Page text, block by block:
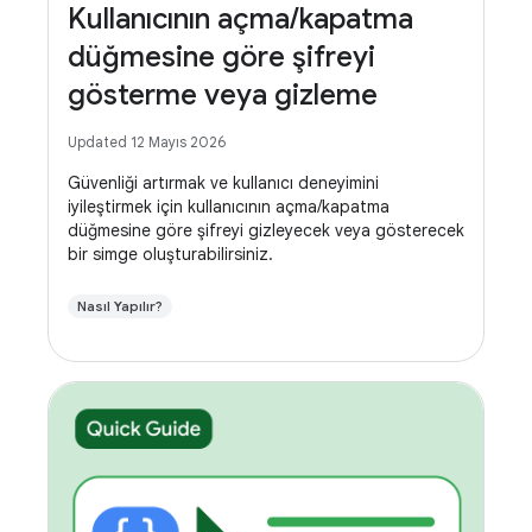
Kullanıcının açma/kapatma
düğmesine göre şifreyi
gösterme veya gizleme
Updated 12 Mayıs 2026
Güvenliği artırmak ve kullanıcı deneyimini
iyileştirmek için kullanıcının açma/kapatma
düğmesine göre şifreyi gizleyecek veya gösterecek
bir simge oluşturabilirsiniz.
Nasıl Yapılır?